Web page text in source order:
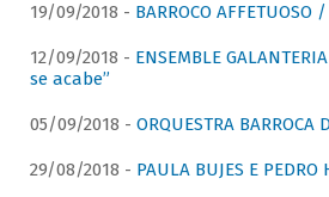
19/09/2018 - BARROCO
12/09/2018 - ENSEMBLE
se acabe”
05/09/2018 - ORQUESTRA BARROCA
29/08/2018 - PAULA BUJES E